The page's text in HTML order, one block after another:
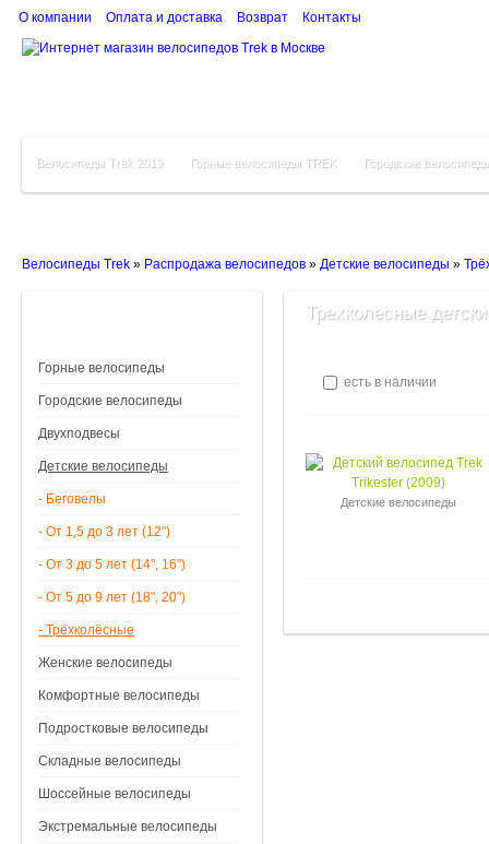
О компании Оплата и доставка Возврат Контакты
Велосипеды Trek 2019 Горные велосипеды TREK Городские
Велосипеды Trek » Распродажа велосипедов » Детские велосипеды »
Горные велосипеды
Городские велосипеды
Двухподвесы
Детские велосипеды
- Беговелы
- От 1,5 до 3 лет (12")
- От 3 до 5 лет (14", 16")
- От 5 до 9 лет (18", 20")
- Трёхколёсные
Женские велосипеды
Комфортные велосипеды
Подростковые велосипеды
Складные велосипеды
Шоссейные велосипеды
Экстремальные велосипеды
Трехколесные
есть в наличии
Детские велосипеды